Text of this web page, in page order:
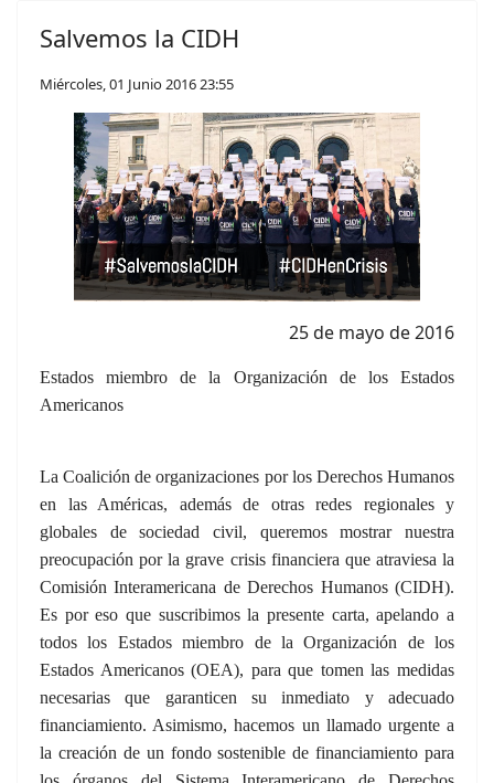
Salvemos la CIDH
Miércoles, 01 Junio 2016 23:55
25 de mayo de 2016
Estados miembro de la Organización de los Estados
Americanos
La Coalición de organizaciones por los Derechos Humanos
en las Américas, además de otras redes regionales y
globales de sociedad civil, queremos mostrar nuestra
preocupación por la grave crisis financiera que atraviesa la
Comisión Interamericana de Derechos Humanos (CIDH).
Es por eso que suscribimos la presente carta, apelando a
todos los Estados miembro de la Organización de los
Estados Americanos (OEA), para que tomen las medidas
necesarias que garanticen su inmediato y adecuado
financiamiento. Asimismo, hacemos un llamado urgente a
la creación de un fondo sostenible de financiamiento para